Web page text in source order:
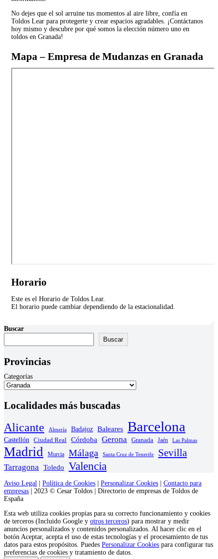
No dejes que el sol arruine tus momentos al aire libre, confía en
Toldos Lear para protegerte y crear espacios agradables. ¡Contáctanos
hoy mismo y descubre por qué somos la elección número uno en
toldos en Granada!
Mapa – Empresa de Mudanzas en Granada
Horario
Este es el Horario de Toldos Lear.
El horario puede cambiar dependiendo de la estacionalidad.
Buscar
Buscar
Provincias
Categorías
Localidades más buscadas
Alicante Almería Badajoz Baleares Barcelona
Castellón Ciudad Real Córdoba Gerona Granada Jaén Las Palmas
Madrid Murcia Málaga Santa Cruz de Tenerife Sevilla
Tarragona Toledo Valencia
Aviso Legal Política de Cookies Personalizar Cookies
Contacto para
empresas | 2023 © Cesar Toldos | Directorio de empresas de Toldos de
España
Esta web utiliza cookies propias para su correcto funcionamiento y cookies
de terceros (Incluido Google y otros terceros) para mostrar y medir
anuncios personalizados y contenidos personalizados. Al hacer clic en el
botón Aceptar, acepta el uso de estas tecnologías y el procesamiento de tus
datos para estos propósitos. Puedes Personalizar Cookies para configurar tus
preferencias de cookies y tratamiento de datos.